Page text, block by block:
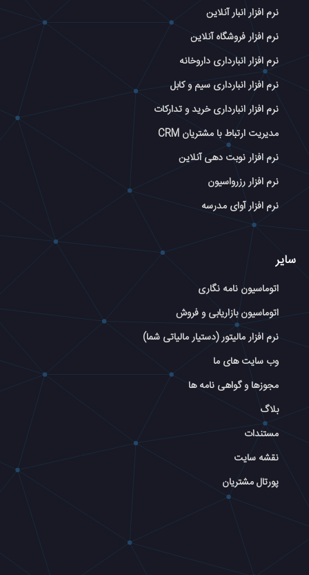
نرم افزار انبار آنلاین
نرم افزار فروشگاه آنلاین
نرم افزار انبارداری داروخانه
نرم افزار انبارداری سیم و کابل
نرم افزار انبارداری خرید و تدارکات
مدیریت ارتباط با مشتریان CRM
نرم افزار نوبت دهی آنلاین
نرم افزار رزرواسیون
نرم افزار آوای مدرسه
سایر
اتوماسیون نامه نگاری
اتوماسیون بازاریابی و فروش
نرم افزار مالیتور (دستیار مالیاتی شما)
وب سایت های ما
مجوزها و گواهی نامه ها
بلاگ
مستندات
نقشه سایت
پورتال مشتریان